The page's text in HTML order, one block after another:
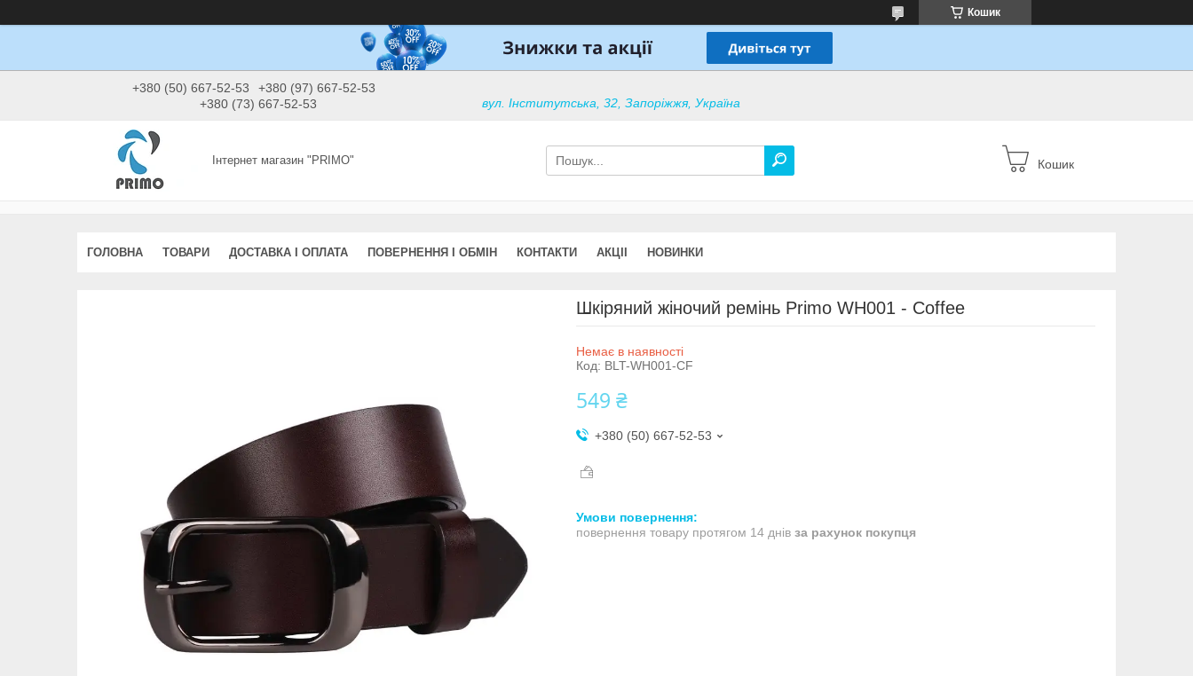
Кошик
+380 (50) 667-52-53
+380 (97) 667-52-53
+380 (73) 667-52-53
вул. Інститутська, 32, Запоріжжя, Україна
Інтернет магазин "PRIMO" Кошик
ГОЛОВНА ТОВАРИ ДОСТАВКА І ОПЛАТА ПОВЕРНЕННЯ І ОБМІН КОНТАКТИ АКЦІІ НОВИНКИ
Шкіряний жіночий ремінь Primo WH001 - Coffee
Немає в наявності
Код: BLT-WH001-CF
549 ₴
+380 (50) 667-52-53
повернення товару протягом 14 днів за рахунок покупця